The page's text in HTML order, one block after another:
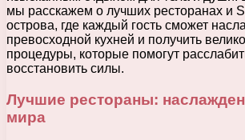
мы расскажем о лучших ресторанах и
острова, где каждый гость сможет
превосходной кухней и получить
процедуры, которые помогут
восстановить силы.
Лучшие рестораны:
мира